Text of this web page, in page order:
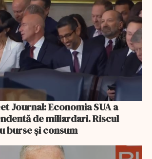
Journal: Economia SUA a
de miliardari. Riscul
burse și consum